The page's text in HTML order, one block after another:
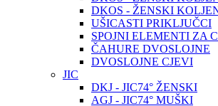
DKOS - ŽENSKI
UŠICASTI PRIKLJUČCI
SPOJNI ELEMENTI ZA
ČAHURE DVOSLOJNE
DVOSLOJNE CJEVI
JIC
DKJ - JIC74° ŽENSKI
AGJ - JIC74° MUŠKI